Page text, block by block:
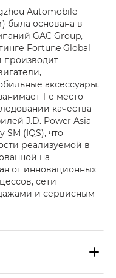
Automobile
была основана в
GAC Group,
Fortune Global
производит
аксессуары.
1-е место
качества
J.D. Power Asia
SM (IQS), что
реализуемой в
на
от инновационных
сети
и сервисным